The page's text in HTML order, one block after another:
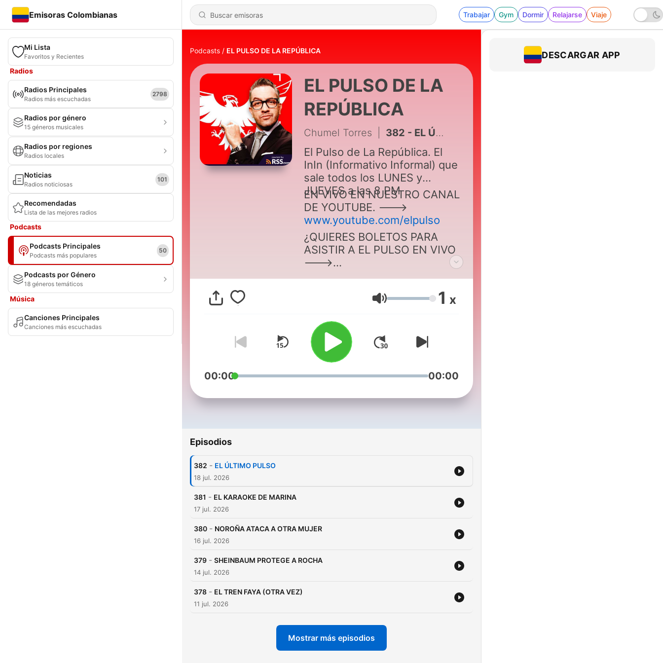
Emisoras Colombianas Trabajar Gym Dormir Relajarse Viaje
Mi Lista
Favoritos y Recientes
Radios
Radios Principales
Radios más escuchadas
2798
Radios por género
15 géneros musicales
Radios por regiones
Radios locales
Noticias
Radios noticiosas
101
Recomendadas
Lista de las mejores radios
Podcasts
Podcasts Principales
Podcasts más populares
50
Podcasts por Género
18 géneros temáticos
Música
Canciones Principales
Canciones más escuchadas
Podcasts EL PULSO DE LA REPÚBLICA
EL PULSO DE LA
REPÚBLICA
Chumel Torres 382 - EL ÚLTIMO PULSO
El Pulso de La República. El
InIn (Informativo Informal) que
sale todos los LUNES y
JUEVES a las 8 PM
EN VIVO EN NUESTRO CANAL
DE YOUTUBE. --->
www.youtube.com/elpulso
¿QUIERES BOLETOS PARA
ASISTIR A EL PULSO EN VIVO
--->
Volumen 1 x
00:00 00:00
Episodios
382 - EL ÚLTIMO PULSO
18 jul. 2026
381 - EL KARAOKE DE MARINA
17 jul. 2026
380 - NOROÑA ATACA A OTRA MUJER
16 jul. 2026
379 - SHEINBAUM PROTEGE A ROCHA
14 jul. 2026
378 - EL TREN FAYA (OTRA VEZ)
11 jul. 2026
Mostrar más episodios
DESCARGAR APP